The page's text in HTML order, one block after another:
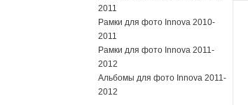
2011
Рамки для фото Innova 2010-
2011
Рамки для фото Innova 2011-
2012
Альбомы для фото Innova 2011-
2012